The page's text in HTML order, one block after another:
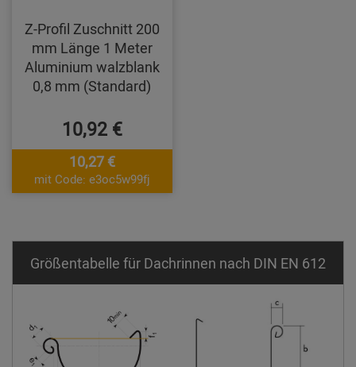
Z-Profil Zuschnitt 200
mm Länge 1 Meter
Aluminium walzblank
0,8 mm (Standard)
10,92 €
10,27 €
mit Code: e3oc5w99fj
Größentabelle für Dachrinnen nach DIN EN 612